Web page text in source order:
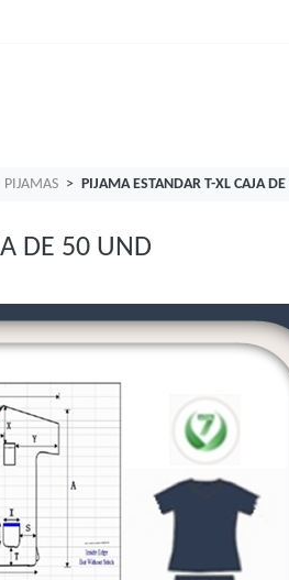
PIJAMAS PIJAMA ESTANDAR T-XL CAJA
DE 50 UND